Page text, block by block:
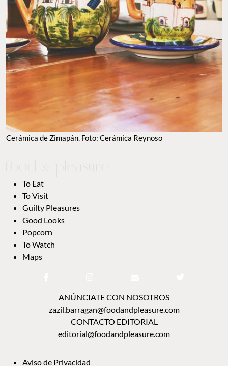
Cerámica de Zimapán. Foto: Cerámica Reynoso
To Eat
To Visit
Guilty Pleasures
Good Looks
Popcorn
To Watch
Maps
ANÚNCIATE CON NOSOTROS
zazil.barragan@foodandpleasure.com
CONTACTO EDITORIAL
editorial@foodandpleasure.com
Aviso de Privacidad